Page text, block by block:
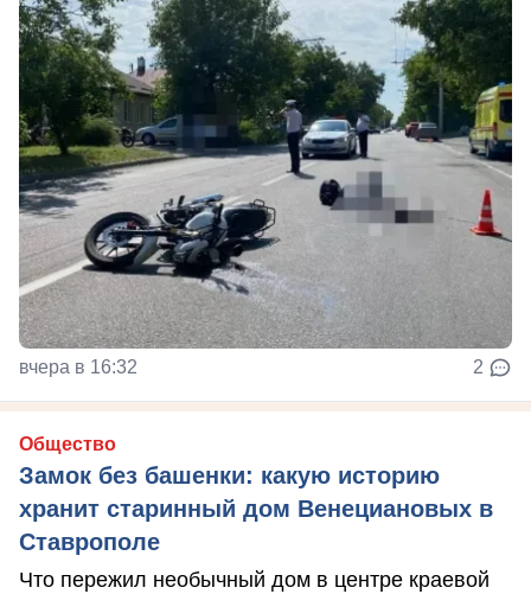
вчера в 16:32 2
Общество
Замок без башенки: какую историю
хранит старинный дом Венециановых в
Ставрополе
Что пережил необычный дом в центре краевой